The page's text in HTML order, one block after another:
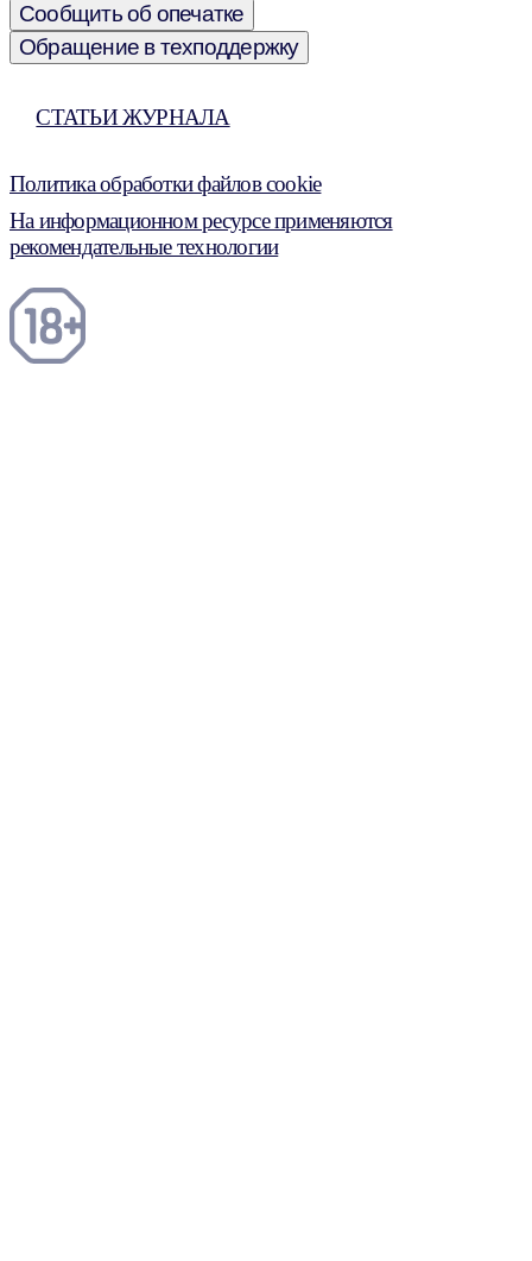
Сообщить об опечатке
Обращение в техподдержку
СТАТЬИ ЖУРНАЛА
Политика обработки файлов cookie
На информационном ресурсе применяются
рекомендательные технологии